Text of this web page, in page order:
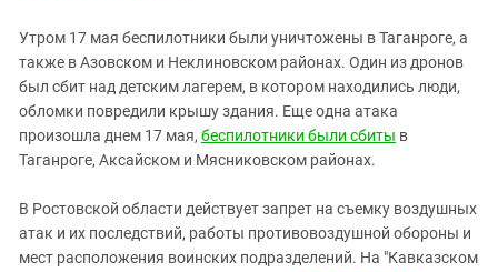
Утром 17 мая беспилотники были уничтожены в Таганроге, а
также в Азовском и Неклиновском районах. Один из дронов
был сбит над детским лагерем, в котором находились люди,
обломки повредили крышу здания. Еще одна атака
произошла днем 17 мая, беспилотники были сбиты в
Таганроге, Аксайском и Мясниковском районах.
В Ростовской области действует запрет на съемку воздушных
атак и их последствий, работы противовоздушной обороны и
мест расположения воинских подразделений. На "Кавказском